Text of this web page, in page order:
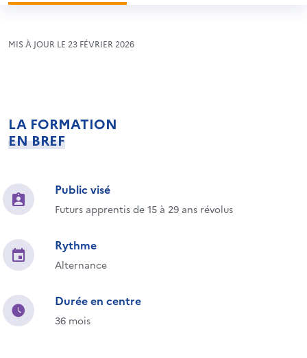
MIS À JOUR LE 23 FÉVRIER 2026
LA FORMATION
EN BREF
Public visé
Futurs apprentis de 15 à 29 ans révolus
Rythme
Alternance
Durée en centre
36 mois